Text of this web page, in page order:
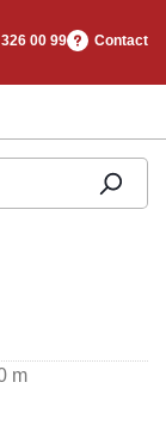
00 99 Contact
m